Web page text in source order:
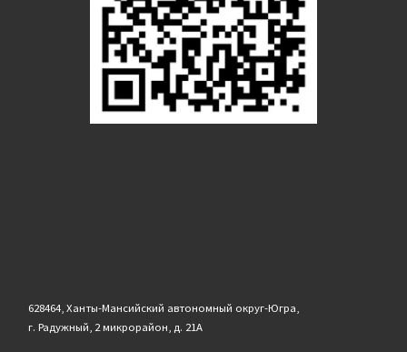
628464, Ханты-Мансийский автономный округ-Югра,
г. Радужный, 2 микрорайон, д. 21А